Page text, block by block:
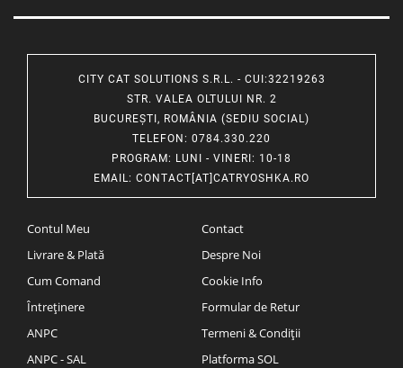
CITY CAT SOLUTIONS S.R.L. - CUI:32219263
STR. VALEA OLTULUI NR. 2
BUCUREȘTI, ROMÂNIA (SEDIU SOCIAL)
TELEFON : 0784.330.220
PROGRAM: LUNI - VINERI: 10-18
EMAIL: CONTACT[AT]CATRYOSHKA.RO
Contul Meu
Livrare & Plată
Cum Comand
Întreținere
ANPC
ANPC - SAL
Contact
Despre Noi
Cookie Info
Formular de Retur
Termeni & Condiții
Platforma SOL